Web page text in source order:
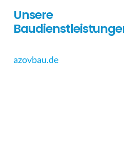
Unsere
azovbau.de